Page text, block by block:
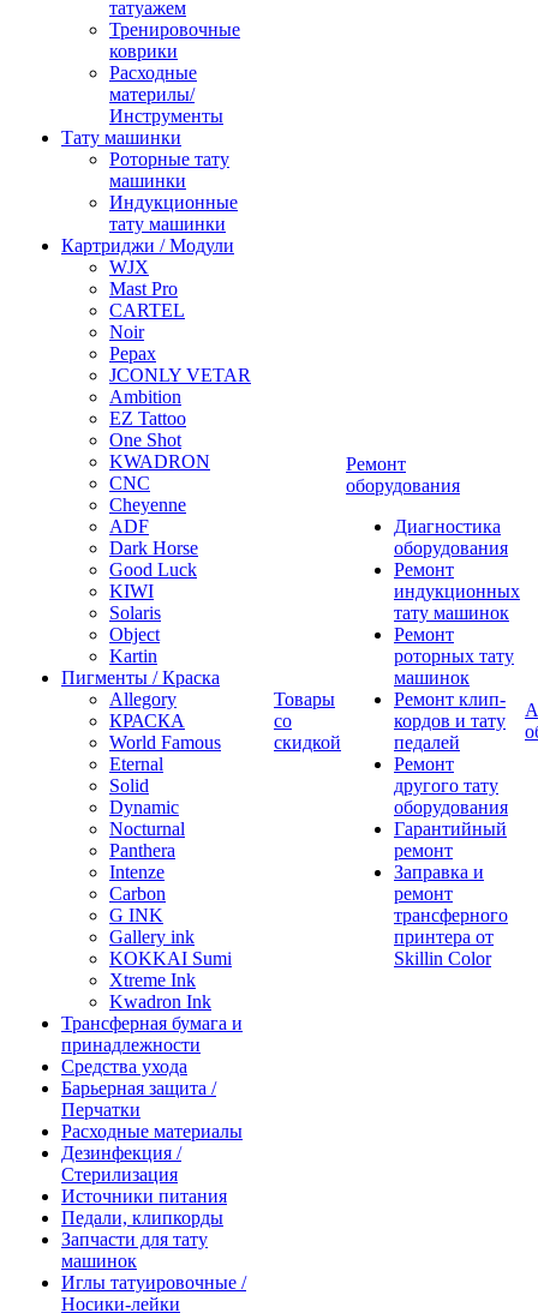
татуажем
Тренировочные
коврики
Расходные
материлы/
Инструменты
Тату машинки
Роторные тату
машинки
Индукционные
тату машинки
Картриджи / Модули
WJX
Mast Pro
CARTEL
Noir
Pepax
JCONLY VETAR
Ambition
EZ Tattoo
One Shot
KWADRON
CNC
Cheyenne
ADF
Dark Horse
Good Luck
KIWI
Solaris
Object
Kartin
Пигменты / Краска
Allegory
КРАСКА
World Famous
Eternal
Solid
Dynamic
Nocturnal
Panthera
Intenze
Carbon
G INK
Gallery ink
KOKKAI Sumi
Xtreme Ink
Kwadron Ink
Трансферная бумага и
принадлежности
Средства ухода
Барьерная защита /
Перчатки
Расходные материалы
Дезинфекция /
Стерилизация
Источники питания
Педали, клипкорды
Запчасти для тату
машинок
Иглы татуировочные /
Носики-лейки
Товары
со
скидкой
Ремонт
оборудования
Диагностика
оборудования
Ремонт
индукционных
тату машинок
Ремонт
роторных тату
машинок
Ремонт клип-
кордов и тату
педалей
Ремонт
другого тату
оборудования
Гарантийный
ремонт
Заправка и
ремонт
трансферного
принтера от
Skillin Color